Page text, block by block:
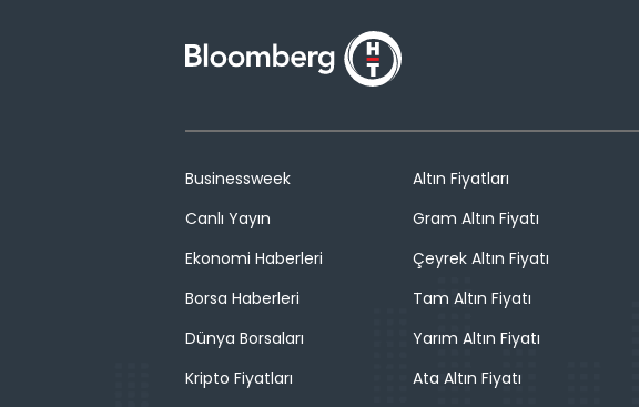
Businessweek
Canlı Yayın
Ekonomi Haberleri
Borsa Haberleri
Dünya Borsaları
Kripto Fiyatları
Altın Fiyatları
Gram Altın Fiyatı
Çeyrek Altın Fiyatı
Tam Altın Fiyatı
Yarım Altın Fiyatı
Ata Altın Fiyatı